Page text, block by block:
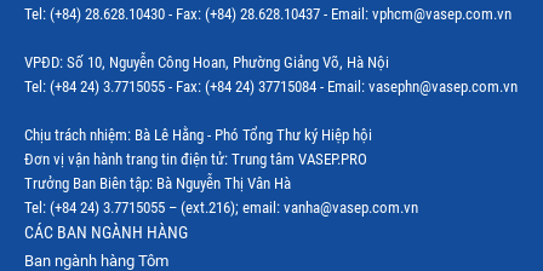
Tel: (+84) 28.628.10430 - Fax: (+84) 28.628.10437 - Email: vphcm@vasep.com.vn
VPĐD: Số 10, Nguyễn Công Hoan, Phường Giảng Võ, Hà Nội
Tel: (+84 24) 3.7715055 - Fax: (+84 24) 37715084 - Email: vasephn@vasep.com.vn
Chịu trách nhiệm: Bà Lê Hằng - Phó Tổng Thư ký Hiệp hội
Đơn vị vận hành trang tin điện tử: Trung tâm VASEP.PRO
Trưởng Ban Biên tập: Bà Nguyễn Thị Vân Hà
Tel: (+84 24) 3.7715055 – (ext.216); email: vanha@vasep.com.vn
CÁC BAN NGÀNH HÀNG
Ban ngành hàng Tôm